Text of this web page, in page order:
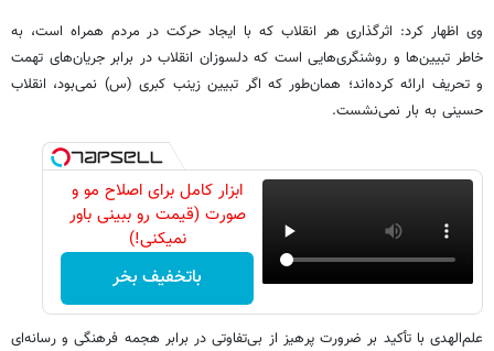
وی اظهار کرد: اثرگذاری هر انقلاب که با ایجاد حرکت در مردم همراه است، به
خاطر تبیین‌ها و روشنگری‌هایی است که دلسوزان انقلاب در برابر جریان‌های تهمت
و تحریف ارائه کرده‌اند؛ همان‌طور که اگر تبیین زینب کبری (س) نمی‌بود، انقلاب
حسینی به بار نمی‌نشست.
ابزار کامل برای اصلاح مو و
صورت (قیمت رو ببینی باور
نمیکنی!)
باتخفیف بخر
علم‌الهدی با تأکید بر ضرورت پرهیز از بی‌تفاوتی در برابر هجمه فرهنگی و رسانه‌ای